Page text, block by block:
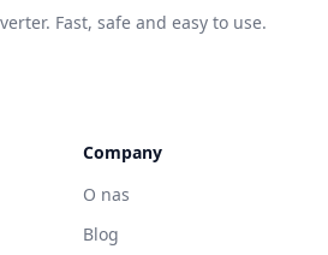
Fast, safe and easy to use.
Company
O nas
Blog